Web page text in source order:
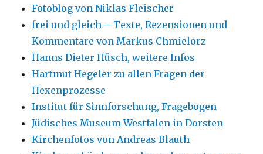
Fotoblog von Niklas Fleischer
frei und gleich – Texte, Rezensionen und
Kommentare von Markus Chmielorz
Hanns Dieter Hüsch, weitere Infos
Hartmut Hegeler zu allen Fragen der
Hexenprozesse
Institut für Sinnforschung, Fragebogen
Jüdisches Museum Westfalen in Dorsten
Kirchenfotos von Andreas Blauth